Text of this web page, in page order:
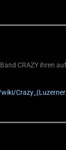
CRAZY ihren